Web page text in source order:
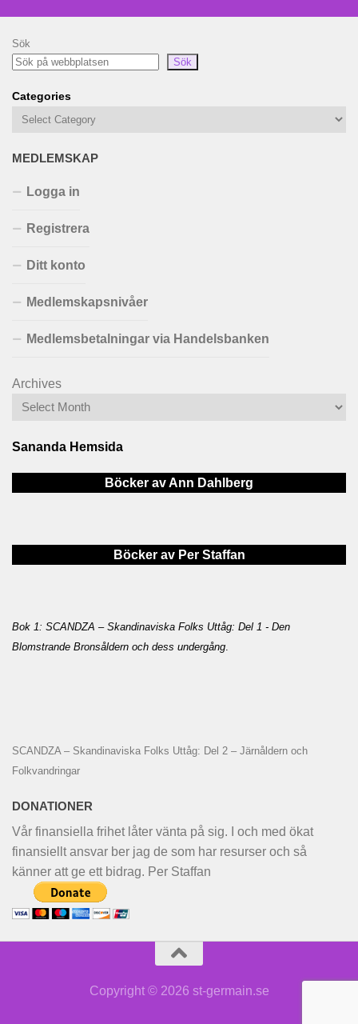
Sök
Sök
Categories
MEDLEMSKAP
Logga in
Registrera
Ditt konto
Medlemskapsnivåer
Medlemsbetalningar via Handelsbanken
Archives
Sananda Hemsida
Böcker av Ann Dahlberg
Böcker av Per Staffan
Bok 1: SCANDZA – Skandinaviska Folks Uttåg: Del 1 - Den
Blomstrande Bronsåldern och dess undergång
SCANDZA – Skandinaviska Folks Uttåg: Del 2 – Järnåldern och
Folkvandringar
DONATIONER
Vår finansiella frihet låter vänta på sig. I och med ökat
finansiellt ansvar ber jag de som har resurser och så
känner att ge ett bidrag. Per Staffan
Copyright © 2026 st-germain.se